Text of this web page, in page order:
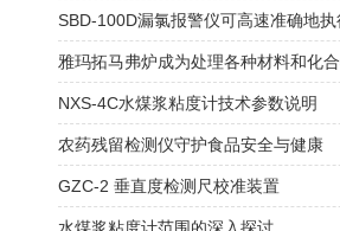
NXS-4C水煤浆粘度计技术参数说明
农药残留检测仪守护食品安全与健康
GZC-2 垂直度检测尺校准装置